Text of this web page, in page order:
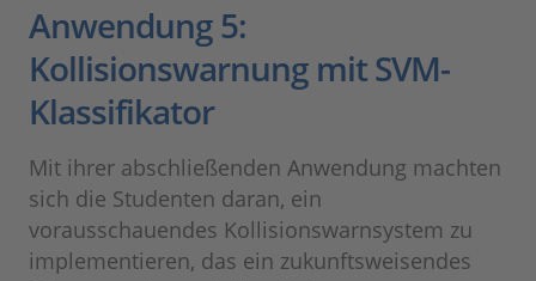
Anwendung 5:
Kollisionswarnung mit SVM-
Klassifikator
Mit ihrer abschließenden Anwendung machten
sich die Studenten daran, ein
vorausschauendes Kollisionswarnsystem zu
implementieren, das ein zukunftsweisendes